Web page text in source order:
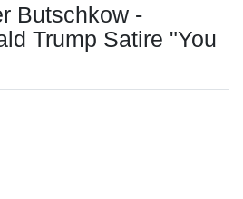
Butschkow -
Trump Satire "You